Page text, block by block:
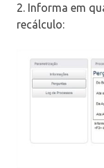
2. Informa em
recálculo: